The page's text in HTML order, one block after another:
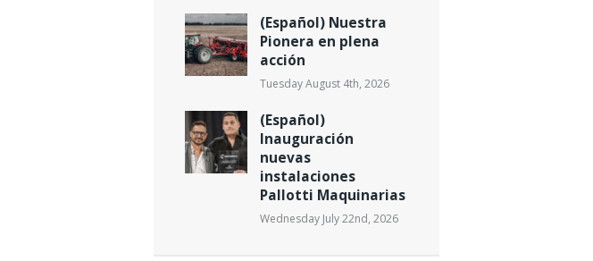
(Español) Nuestra
Pionera en plena
acción
Tuesday August 4th, 2026
(Español)
Inauguración
nuevas
instalaciones
Pallotti Maquinarias
Wednesday July 22nd, 2026